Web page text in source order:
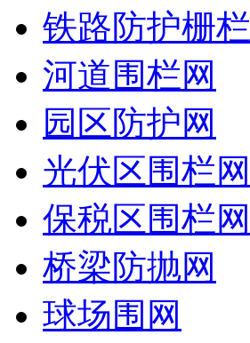
铁路防护栅栏
河道围栏网
园区防护网
光伏区围栏网
保税区围栏网
桥梁防抛网
球场围网